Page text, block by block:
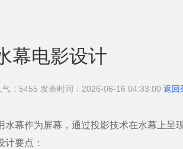
幕电影设计
气：5455 发表时间：2026-06-16 04:33:00 返回
作为屏幕，通过投影技术在水幕上呈
要点：